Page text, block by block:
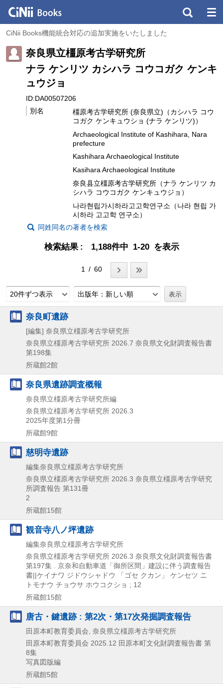
CiNii Books機能統合対応の追加実施をいたしました
奈良県立橿原考古学研究所
ナラ ケンリツ カシハラ コウコガク ケンキ
ュウジョ
ID:DA00507206
別名
橿原考古学研究所 (奈良県立)（カシハラ コウ
コガク ケンキュウショ (ナラ ケンリツ)）
Archaeological Institute of Kashihara, Nara
prefecture
Kashihara Archaeological Institute
Kasihara Archaeological Institute
奈良县立橿原考古学研究所（ナラ ケンリツ カ
シハラ コウコガク ケンキュウジョ）
나라현립가시하라고고학연구소（나라 현립 가
시하라 고고학 연구소）
同姓同名の著者を検索
検索結果 1,188件中 1-20 を表示
1 / 60
20件ずつ表示 出版年：新しい順
奈良町遺跡
[編集] 奈良県立橿原考古学研究所
奈良県立橿原考古学研究所 2026.7 奈良県文化財調査報告書
第198集
所蔵館2館
奈良県遺跡調査概報
奈良県立橿原考古学研究所編
奈良県立橿原考古学研究所 2026.3
2025年度第1分冊
所蔵館9館
慈明寺遺跡
編集奈良県立橿原考古学研究所
奈良県立橿原考古学研究所 2026.3 奈良県立橿原考古学研究
所調査報告 第131冊
2
所蔵館15館
観音寺八ノ坪遺跡
編集奈良県立橿原考古学研究所
奈良県立橿原考古学研究所 2026.3 奈良県文化財調査報告書
第197集 . 京奈和自動車道「御所区間」建設に伴う調査報告
書||ケイナワ ジドウシャドウ 「ゴセ クカン」 ケンセツ ニ
トモナウ チョウサ ホウコクショ ; 12
所蔵館15館
唐古・鍵遺跡 : 第2次・第17次発掘調査報告
田原本町教育委員会, 奈良県立橿原考古学研究所
田原本町教育委員会 2025.12 田原本町文化財調査報告書 第
8集
写真図版編
所蔵館5館